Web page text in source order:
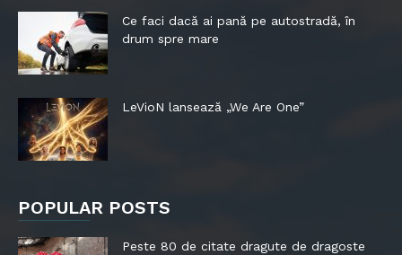
Ce faci dacă ai pană pe autostradă, în
drum spre mare
LeVioN lansează „We Are One”
POPULAR POSTS
Peste 80 de citate dragute de dragoste